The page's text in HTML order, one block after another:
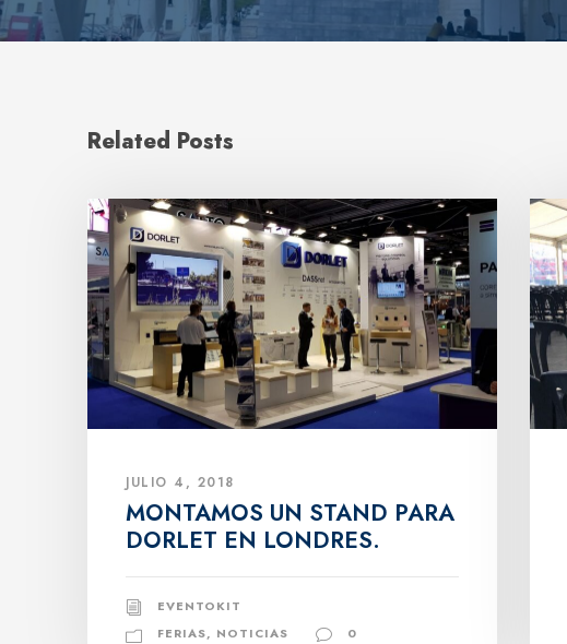
Related Posts
JULIO 4, 2018
MONTAMOS UN STAND PARA
DORLET EN LONDRES.
EVENTOKIT
FERIAS, NOTICIAS 0